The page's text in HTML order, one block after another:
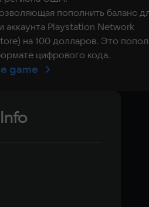
пополнить баланс
аккаунта Playstation Network
на 100 долларов. Это
цифрового кода.
game